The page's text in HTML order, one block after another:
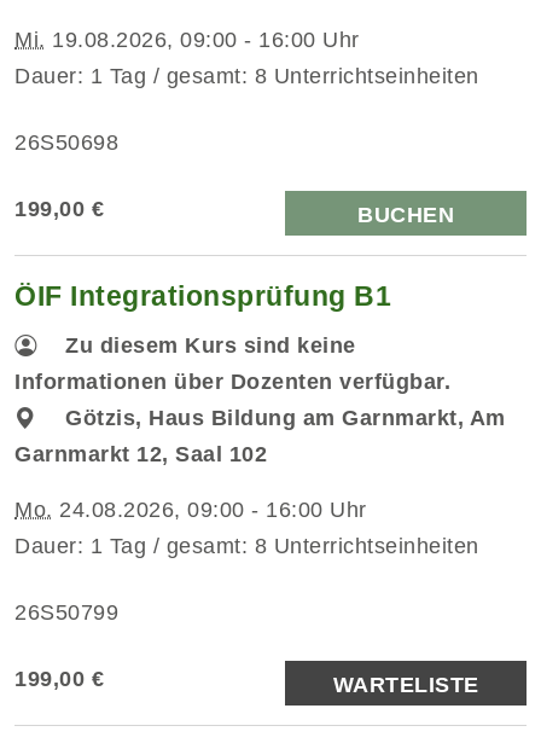
Mi. 19.08.2026, 09:00 - 16:00 Uhr
Dauer: 1 Tag / gesamt: 8 Unterrichtseinheiten
26S50698
199,00 € BUCHEN
ÖIF Integrationsprüfung B1
Zu diesem Kurs sind keine
Informationen über Dozenten verfügbar.
Götzis, Haus Bildung am Garnmarkt, Am
Garnmarkt 12, Saal 102
Mo. 24.08.2026, 09:00 - 16:00 Uhr
Dauer: 1 Tag / gesamt: 8 Unterrichtseinheiten
26S50799
199,00 € WARTELISTE